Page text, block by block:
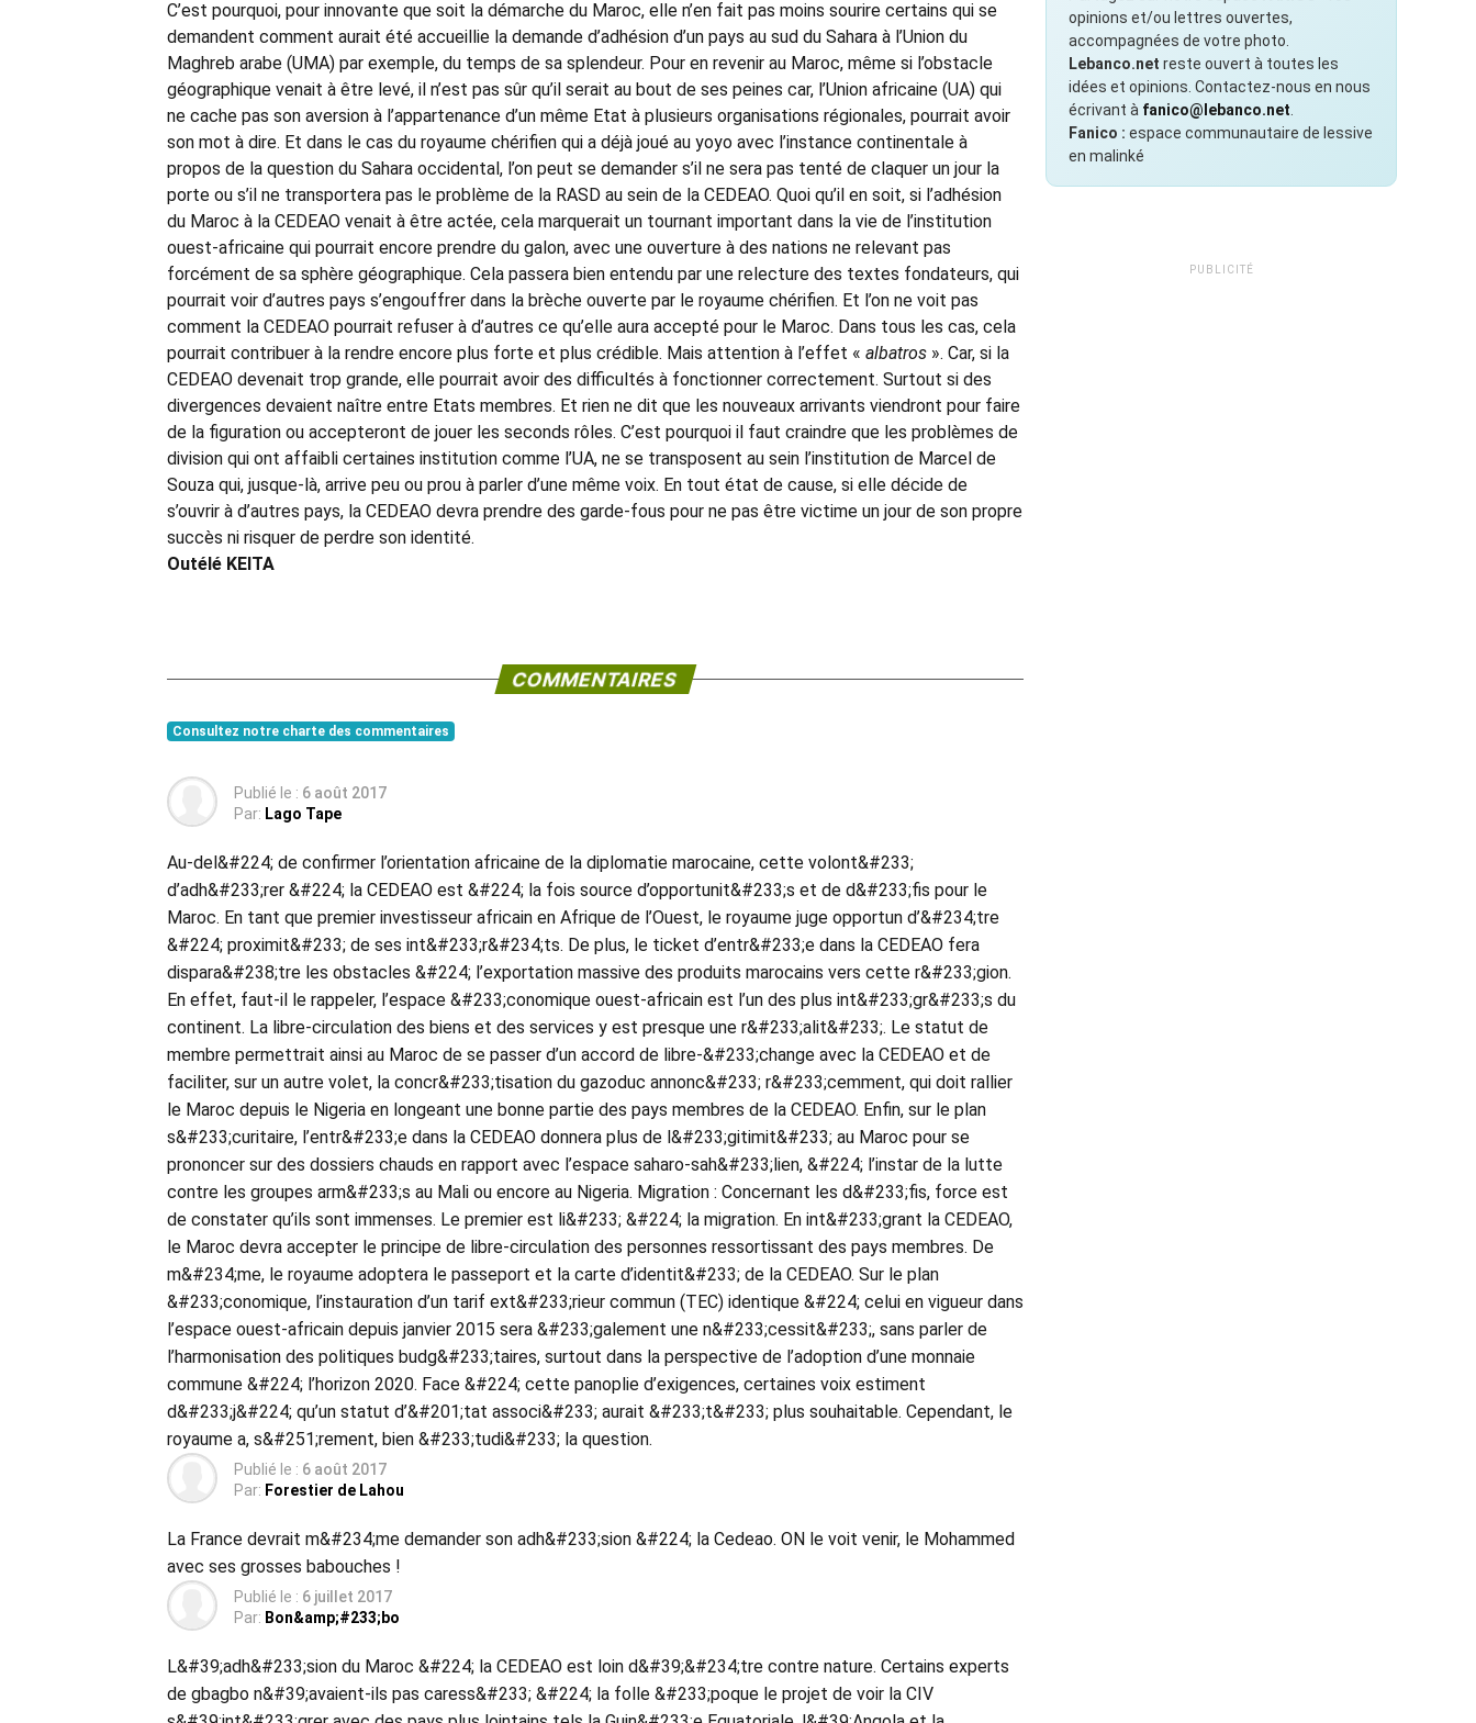
C’est pourquoi, pour innovante que soit la démarche du Maroc, elle n’en fait pas moins sourire certains qui se
demandent comment aurait été accueillie la demande d’adhésion d’un pays au sud du Sahara à l’Union du
Maghreb arabe (UMA) par exemple, du temps de sa splendeur. Pour en revenir au Maroc, même si l’obstacle
géographique venait à être levé, il n’est pas sûr qu’il serait au bout de ses peines car, l’Union africaine (UA) qui
ne cache pas son aversion à l’appartenance d’un même Etat à plusieurs organisations régionales, pourrait avoir
son mot à dire. Et dans le cas du royaume chérifien qui a déjà joué au yoyo avec l’instance continentale à
propos de la question du Sahara occidental, l’on peut se demander s’il ne sera pas tenté de claquer un jour la
porte ou s’il ne transportera pas le problème de la RASD au sein de la CEDEAO. Quoi qu’il en soit, si l’adhésion
du Maroc à la CEDEAO venait à être actée, cela marquerait un tournant important dans la vie de l’institution
ouest-africaine qui pourrait encore prendre du galon, avec une ouverture à des nations ne relevant pas
forcément de sa sphère géographique. Cela passera bien entendu par une relecture des textes fondateurs, qui
pourrait voir d’autres pays s’engouffrer dans la brèche ouverte par le royaume chérifien. Et l’on ne voit pas
comment la CEDEAO pourrait refuser à d’autres ce qu’elle aura accepté pour le Maroc. Dans tous les cas, cela
pourrait contribuer à la rendre encore plus forte et plus crédible. Mais attention à l’effet « albatros ». Car, si la
CEDEAO devenait trop grande, elle pourrait avoir des difficultés à fonctionner correctement. Surtout si des
divergences devaient naître entre Etats membres. Et rien ne dit que les nouveaux arrivants viendront pour faire
de la figuration ou accepteront de jouer les seconds rôles. C’est pourquoi il faut craindre que les problèmes de
division qui ont affaibli certaines institution comme l’UA, ne se transposent au sein l’institution de Marcel de
Souza qui, jusque-là, arrive peu ou prou à parler d’une même voix. En tout état de cause, si elle décide de
s’ouvrir à d’autres pays, la CEDEAO devra prendre des garde-fous pour ne pas être victime un jour de son propre
succès ni risquer de perdre son identité.
Outélé KEITA
COMMENTAIRES
Consultez notre charte des commentaires
Publié le : 6 août 2017
Par: Lago Tape
Au-del&#224; de confirmer l’orientation africaine de la diplomatie marocaine, cette volont&#233;
d’adh&#233;rer &#224; la CEDEAO est &#224; la fois source d’opportunit&#233;s et de d&#233;fis pour le
Maroc. En tant que premier investisseur africain en Afrique de l’Ouest, le royaume juge opportun d’&#234;tre
&#224; proximit&#233; de ses int&#233;r&#234;ts. De plus, le ticket d’entr&#233;e dans la CEDEAO fera
dispara&#238;tre les obstacles &#224; l’exportation massive des produits marocains vers cette r&#233;gion.
En effet, faut-il le rappeler, l’espace &#233;conomique ouest-africain est l’un des plus int&#233;gr&#233;s du
continent. La libre-circulation des biens et des services y est presque une r&#233;alit&#233;. Le statut de
membre permettrait ainsi au Maroc de se passer d’un accord de libre-&#233;change avec la CEDEAO et de
faciliter, sur un autre volet, la concr&#233;tisation du gazoduc annonc&#233; r&#233;cemment, qui doit rallier
le Maroc depuis le Nigeria en longeant une bonne partie des pays membres de la CEDEAO. Enfin, sur le plan
s&#233;curitaire, l’entr&#233;e dans la CEDEAO donnera plus de l&#233;gitimit&#233; au Maroc pour se
prononcer sur des dossiers chauds en rapport avec l’espace saharo-sah&#233;lien, &#224; l’instar de la lutte
contre les groupes arm&#233;s au Mali ou encore au Nigeria. Migration : Concernant les d&#233;fis, force est
de constater qu’ils sont immenses. Le premier est li&#233; &#224; la migration. En int&#233;grant la CEDEAO,
le Maroc devra accepter le principe de libre-circulation des personnes ressortissant des pays membres. De
m&#234;me, le royaume adoptera le passeport et la carte d’identit&#233; de la CEDEAO. Sur le plan
&#233;conomique, l’instauration d’un tarif ext&#233;rieur commun (TEC) identique &#224; celui en vigueur dans
l’espace ouest-africain depuis janvier 2015 sera &#233;galement une n&#233;cessit&#233;, sans parler de
l’harmonisation des politiques budg&#233;taires, surtout dans la perspective de l’adoption d’une monnaie
commune &#224; l’horizon 2020. Face &#224; cette panoplie d’exigences, certaines voix estiment
d&#233;j&#224; qu’un statut d’&#201;tat associ&#233; aurait &#233;t&#233; plus souhaitable. Cependant, le
royaume a, s&#251;rement, bien &#233;tudi&#233; la question.
Publié le : 6 août 2017
Par: Forestier de Lahou
La France devrait m&#234;me demander son adh&#233;sion &#224; la Cedeao. ON le voit venir, le Mohammed
avec ses grosses babouches !
Publié le : 6 juillet 2017
Par: Bon&amp;#233;bo
L&#39;adh&#233;sion du Maroc &#224; la CEDEAO est loin d&#39;&#234;tre contre nature. Certains experts
de gbagbo n&#39;avaient-ils pas caress&#233; &#224; la folle &#233;poque le projet de voir la CIV
opinions et/ou lettres ouvertes,
accompagnées de votre photo.
Lebanco.net reste ouvert à toutes les
idées et opinions. Contactez-nous en nous
écrivant à fanico@lebanco.net
Fanico : espace communautaire de lessive
en malinké
PUBLICITÉ